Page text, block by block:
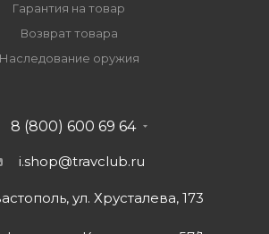
Гарантия на товар
Возврат товара
Наследование оружия
8 (800) 600 69 64
i.shop@travclub.ru
ул. Хрусталева, 173